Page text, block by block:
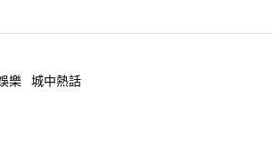
樂 城中熱話